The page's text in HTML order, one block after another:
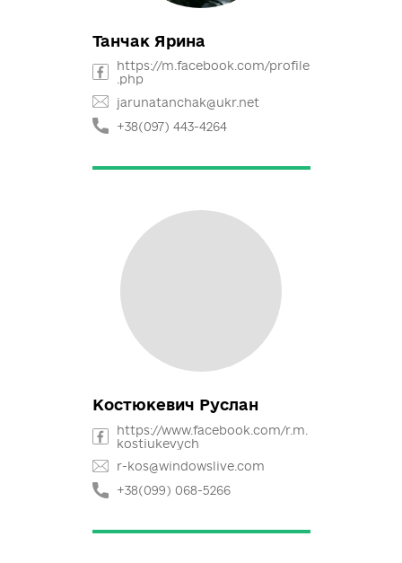
Кобець Роман
https://www.facebook.com/pro
file.php?id=100000999568701
Танчак Ярина
https://m.facebook.com/profile
.php
+38(097) 443-4264